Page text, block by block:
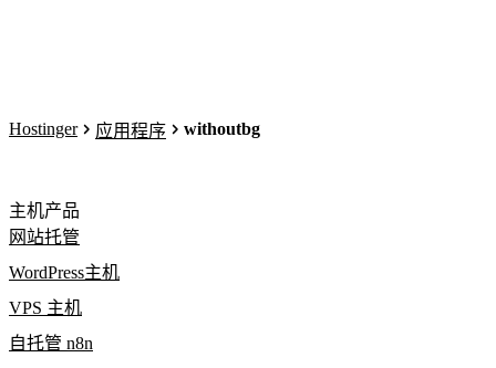
Hostinger 应用程序 withoutbg
主机产品
网站托管
WordPress主机
VPS 主机
自托管 n8n